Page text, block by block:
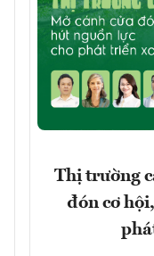
Thị trường
đón cơ